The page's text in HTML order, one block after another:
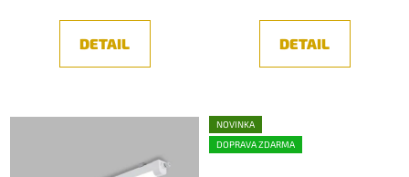
DETAIL DETAIL
NOVINKA
DOPRAVA ZDARMA